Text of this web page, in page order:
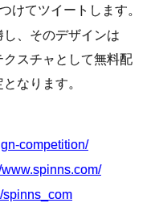
けてツイートします。
し、そのデザインは
スチャとして無料配
なります。
competition/
www.spinns.com/
spinns_com